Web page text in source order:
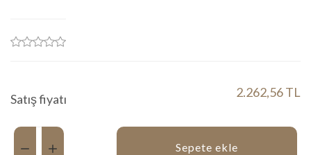
Satış fiyatı 2.262,56 TL
Miktar:
Sepete ekle